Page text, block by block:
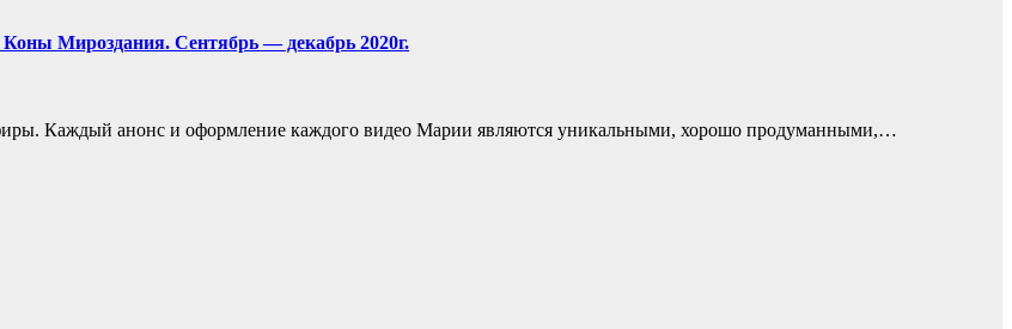
Коны Мироздания. Сентябрь — декабрь 2020г.
Каждый анонс и оформление каждого видео Марии являются уникальными, хорошо продуманными,…